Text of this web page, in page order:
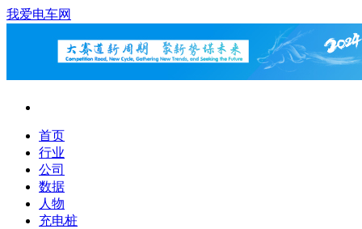
我爱电车网
首页
行业
公司
数据
人物
充电桩